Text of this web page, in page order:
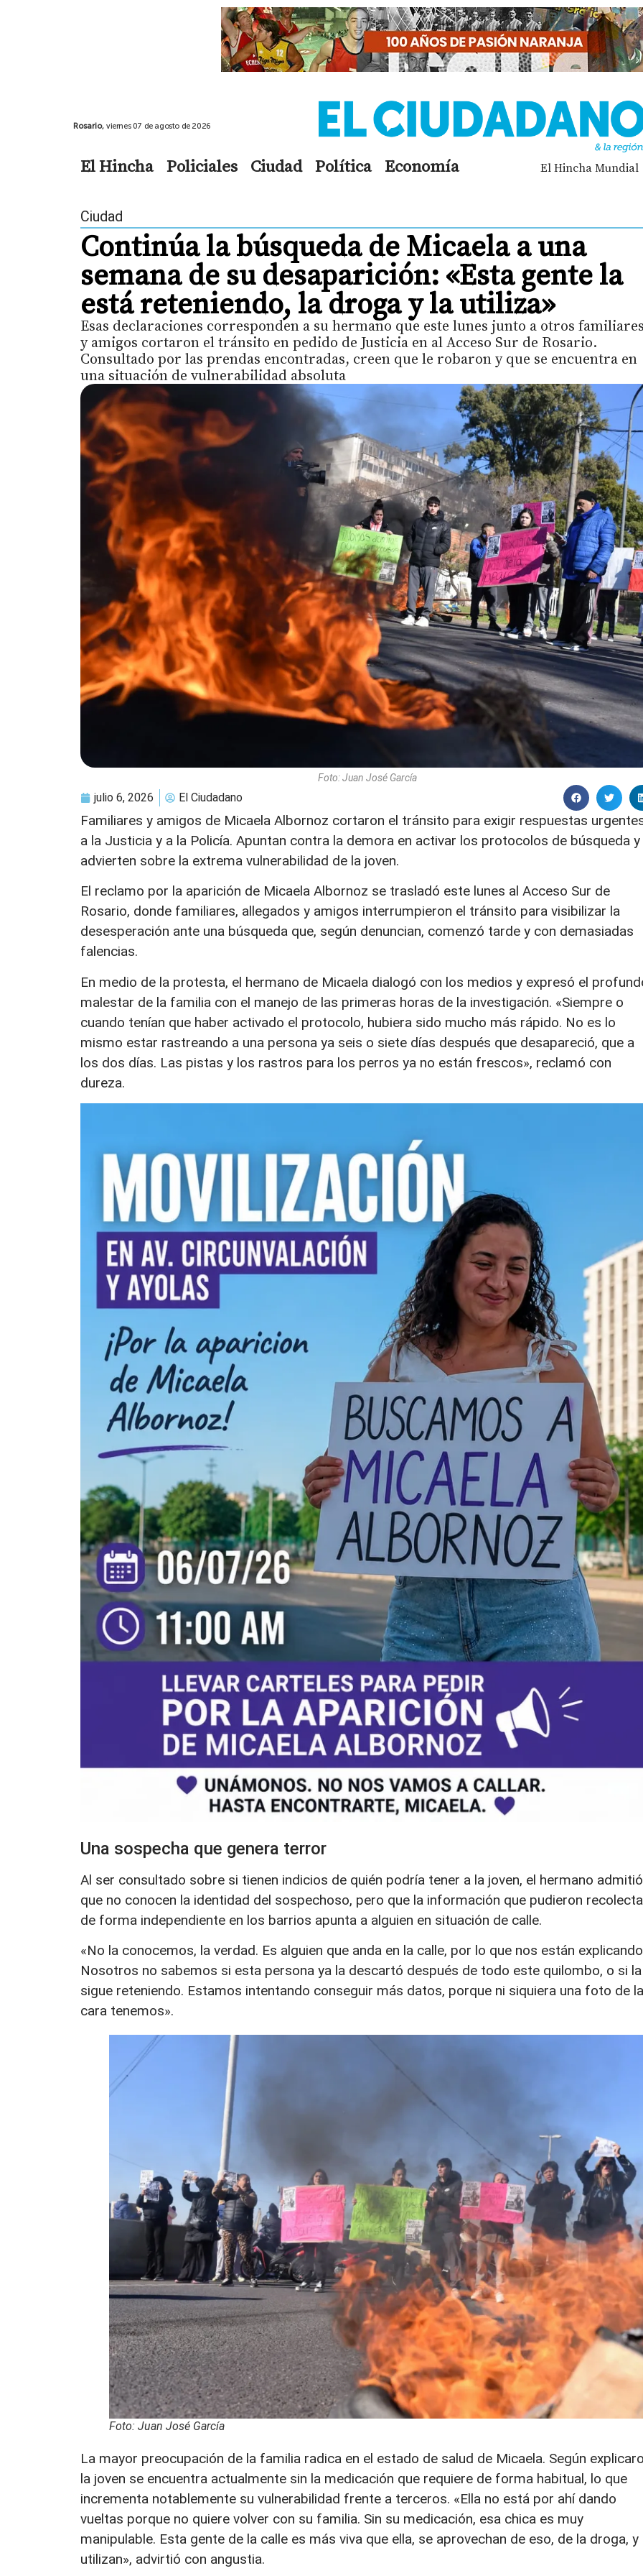
Rosario, viernes 07 de agosto de 2026
El Hincha Policiales Ciudad Política Economía El Hincha Mundial
Ciudad
Continúa la búsqueda de Micaela a una
semana de su desaparición: «Esta gente la
está reteniendo, la droga y la utiliza»
Esas declaraciones corresponden a su hermano que este lunes junto a otros
y amigos cortaron el tránsito en pedido de Justicia en al Acceso Sur de Rosario.
Consultado por las prendas encontradas, creen que le robaron y que se encuentra en
una situación de vulnerabilidad absoluta
Foto: Juan José García
julio 6, 2026 El Ciudadano
Familiares y amigos de Micaela Albornoz cortaron el tránsito para exigir respuestas
a la Justicia y a la Policía. Apuntan contra la demora en activar los protocolos de búsqueda y
advierten sobre la extrema vulnerabilidad de la joven.
El reclamo por la aparición de Micaela Albornoz se trasladó este lunes al Acceso Sur de
Rosario, donde familiares, allegados y amigos interrumpieron el tránsito para visibilizar la
desesperación ante una búsqueda que, según denuncian, comenzó tarde y con demasiadas
falencias.
En medio de la protesta, el hermano de Micaela dialogó con los medios y expresó el
malestar de la familia con el manejo de las primeras horas de la investigación. «Siempre o
cuando tenían que haber activado el protocolo, hubiera sido mucho más rápido. No es lo
mismo estar rastreando a una persona ya seis o siete días después que desapareció, que a
los dos días. Las pistas y los rastros para los perros ya no están frescos», reclamó con
dureza.
Una sospecha que genera terror
Al ser consultado sobre si tienen indicios de quién podría tener a la joven, el hermano admitió
que no conocen la identidad del sospechoso, pero que la información que pudieron
de forma independiente en los barrios apunta a alguien en situación de calle.
«No la conocemos, la verdad. Es alguien que anda en la calle, por lo que nos están
Nosotros no sabemos si esta persona ya la descartó después de todo este quilombo, o si la
sigue reteniendo. Estamos intentando conseguir más datos, porque ni siquiera una foto de la
cara tenemos».
Foto: Juan José García
La mayor preocupación de la familia radica en el estado de salud de Micaela. Según
la joven se encuentra actualmente sin la medicación que requiere de forma habitual, lo que
incrementa notablemente su vulnerabilidad frente a terceros. «Ella no está por ahí dando
vueltas porque no quiere volver con su familia. Sin su medicación, esa chica es muy
manipulable. Esta gente de la calle es más viva que ella, se aprovechan de eso, de la droga, y
utilizan», advirtió con angustia.